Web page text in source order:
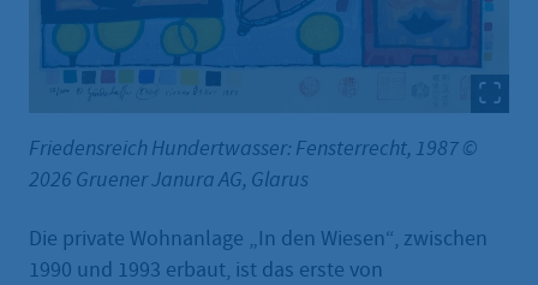
Friedensreich Hundertwasser: Fensterrecht, 1987 ©
2026 Gruener Janura AG, Glarus
Die private Wohnanlage „In den Wiesen“, zwischen
1990 und 1993 erbaut, ist das erste von